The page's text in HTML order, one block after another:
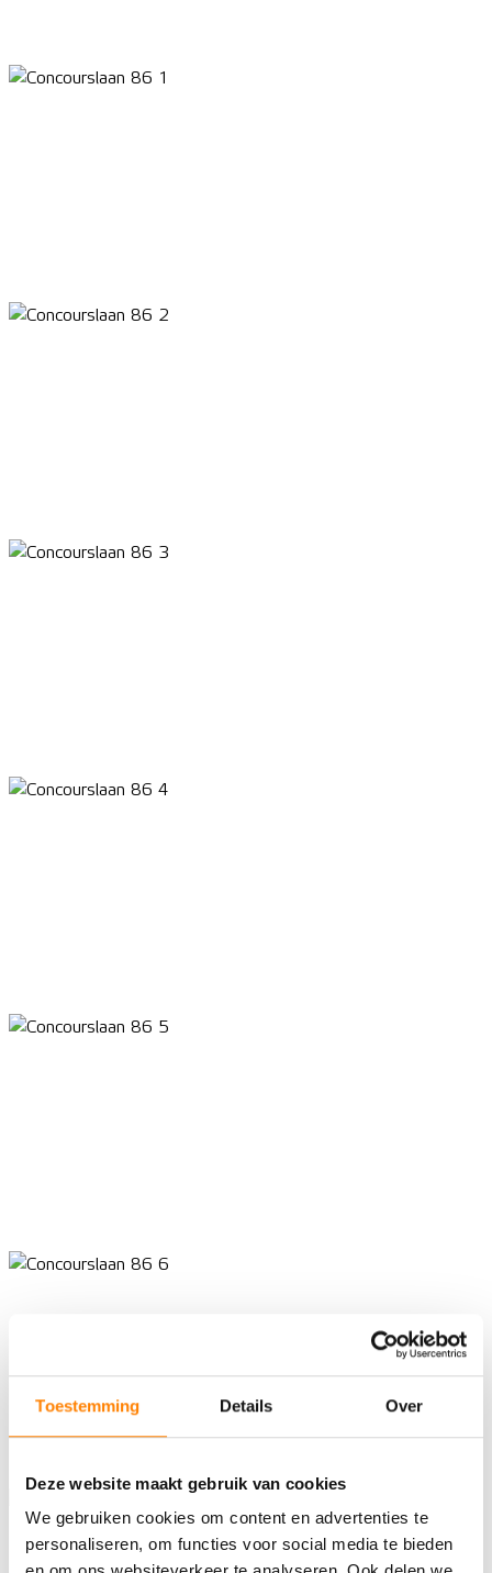
Toestemming Details Over
Deze website maakt gebruik van cookies
We gebruiken cookies om content en advertenties te
personaliseren, om functies voor social media te bieden